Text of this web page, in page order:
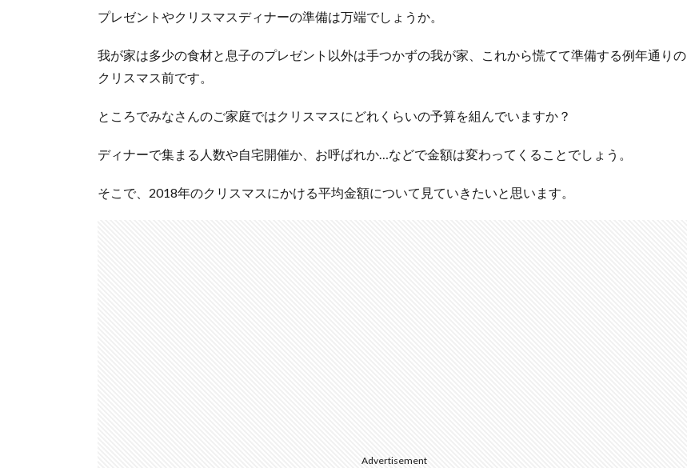
プレゼントやクリスマスディナーの準備は万端でしょうか。
我が家は多少の食材と息子のプレゼント以外は手つかずの我が家、これから慌てて準備する例年通りの
クリスマス前です。
ところでみなさんのご家庭ではクリスマスにどれくらいの予算を組んでいますか？
ディナーで集まる人数や自宅開催か、お呼ばれか…などで金額は変わってくることでしょう。
そこで、2018年のクリスマスにかける平均金額について見ていきたいと思います。
Advertisement